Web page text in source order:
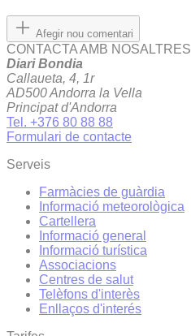
Afegir nou comentari
CONTACTA AMB NOSALTRES
Diari Bondia
Callaueta, 4, 1r
AD500 Andorra la Vella
Principat d'Andorra
Tel. +376 80 88 88
Formulari de contacte
Serveis
Farmàcies de guàrdia
Informació meteorològica
Cartellera
Informació general
Informació turística
Associacions
Centres de salut
Telèfons d'interès
Enllaços d'interés